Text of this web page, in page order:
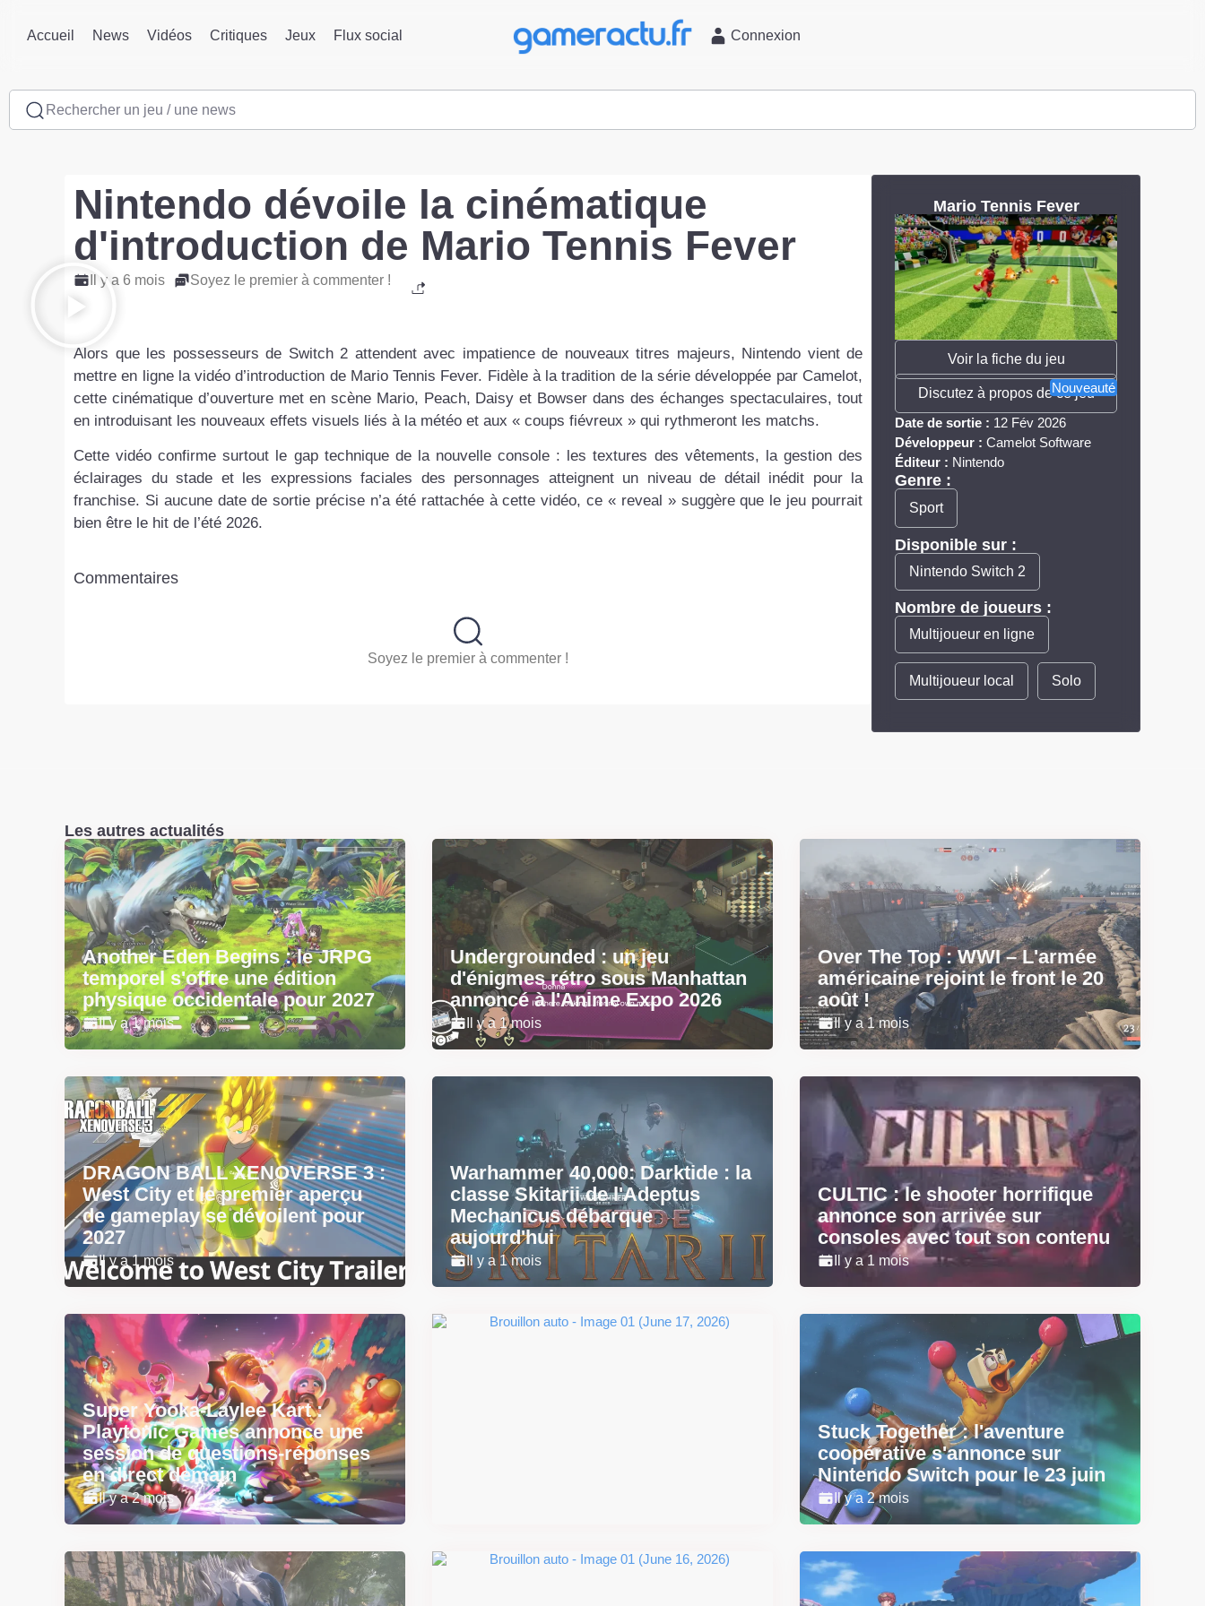
Accueil News Vidéos Critiques Jeux Flux social Connexion
Rechercher un jeu / une news
Nintendo dévoile la cinématique
d'introduction de Mario Tennis Fever
Il y a 6 mois Soyez le premier à commenter !
Alors que les possesseurs de Switch 2 attendent avec impatience de nouveaux titres majeurs, Nintendo vient de
mettre en ligne la vidéo d’introduction de Mario Tennis Fever. Fidèle à la tradition de la série développée par Camelot,
cette cinématique d’ouverture met en scène Mario, Peach, Daisy et Bowser dans des échanges spectaculaires, tout
en introduisant les nouveaux effets visuels liés à la météo et aux « coups fiévreux » qui rythmeront les matchs.
Cette vidéo confirme surtout le gap technique de la nouvelle console : les textures des vêtements, la gestion des
éclairages du stade et les expressions faciales des personnages atteignent un niveau de détail inédit pour la
franchise. Si aucune date de sortie précise n’a été rattachée à cette vidéo, ce « reveal » suggère que le jeu pourrait
bien être le hit de l’été 2026.
Commentaires
Soyez le premier à commenter !
Mario Tennis Fever
Voir la fiche du jeu
Nouveauté
Discutez à propos de ce jeu
Date de sortie : 12 Fév 2026
Développeur : Camelot Software
Éditeur : Nintendo
Genre :
Sport
Disponible sur :
Nintendo Switch 2
Nombre de joueurs :
Multijoueur en ligne
Multijoueur local Solo
Les autres actualités
Another Eden Begins : le JRPG
temporel s'offre une édition
physique occidentale pour 2027
Il y a 1 mois
Undergrounded : un jeu
d'énigmes rétro sous Manhattan
annoncé à l'Anime Expo 2026
Il y a 1 mois
Over The Top : WWI – L'armée
américaine rejoint le front le 20
août !
Il y a 1 mois
DRAGON BALL XENOVERSE 3 :
West City et le premier aperçu
de gameplay se dévoilent pour
2027
Il y a 1 mois
Warhammer 40,000: Darktide : la
classe Skitarii de l'Adeptus
Mechanicus débarque
aujourd'hui
Il y a 1 mois
CULTIC : le shooter horrifique
annonce son arrivée sur
consoles avec tout son contenu
Il y a 1 mois
Super Yooka-Laylee Kart :
Playtonic Games annonce une
session de questions-réponses
en direct demain
Il y a 2 mois
Stuck Together : l'aventure
coopérative s'annonce sur
Nintendo Switch pour le 23 juin
Il y a 2 mois